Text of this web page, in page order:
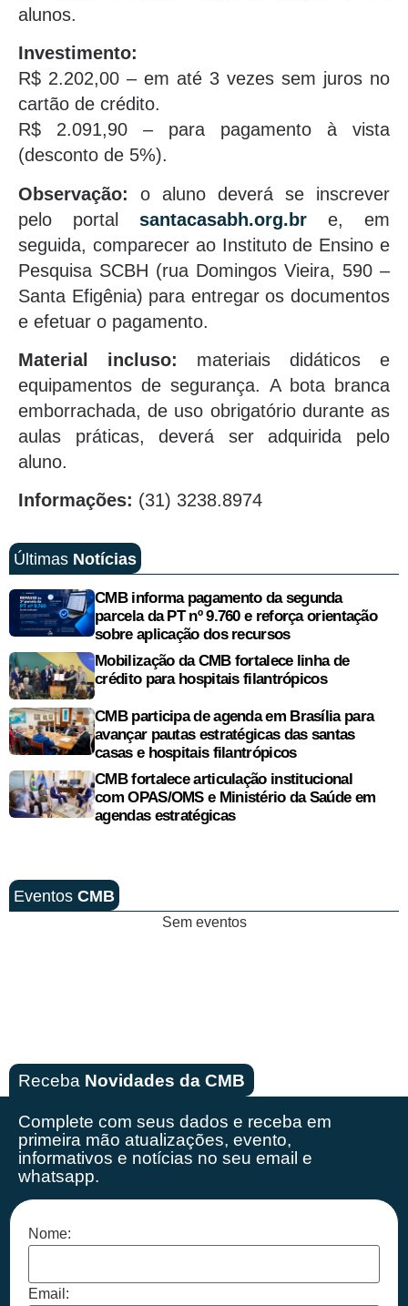
alunos.
Investimento:
R$ 2.202,00 – em até 3 vezes sem juros no
cartão de crédito.
R$ 2.091,90 – para pagamento à vista
(desconto de 5%).
Observação: o aluno deverá se inscrever
pelo portal santacasabh.org.br e, em
seguida, comparecer ao Instituto de Ensino e
Pesquisa SCBH (rua Domingos Vieira, 590 –
Santa Efigênia) para entregar os documentos
e efetuar o pagamento.
Material incluso: materiais didáticos e
equipamentos de segurança. A bota branca
emborrachada, de uso obrigatório durante as
aulas práticas, deverá ser adquirida pelo
aluno.
Informações: (31) 3238.8974
Últimas Notícias
CMB informa pagamento da segunda
parcela da PT nº 9.760 e reforça orientação
sobre aplicação dos recursos
Mobilização da CMB fortalece linha de
crédito para hospitais filantrópicos
CMB participa de agenda em Brasília para
avançar pautas estratégicas das santas
casas e hospitais filantrópicos
CMB fortalece articulação institucional
com OPAS/OMS e Ministério da Saúde em
agendas estratégicas
Eventos CMB
Sem eventos
Receba Novidades da CMB
Complete com seus dados e receba em
primeira mão atualizações, evento,
informativos e notícias no seu email e
whatsapp.
Nome:
Email: